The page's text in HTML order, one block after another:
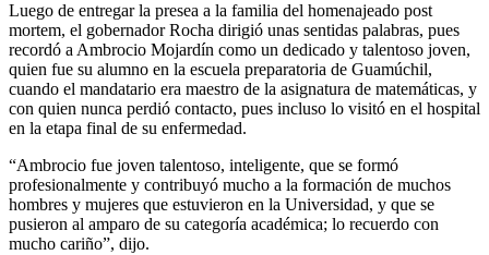
Luego de entregar la presea a la familia del homenajeado post
mortem, el gobernador Rocha dirigió unas sentidas palabras, pues
recordó a Ambrocio Mojardín como un dedicado y talentoso joven,
quien fue su alumno en la escuela preparatoria de Guamúchil,
cuando el mandatario era maestro de la asignatura de matemáticas, y
con quien nunca perdió contacto, pues incluso lo visitó en el hospital
en la etapa final de su enfermedad.
“Ambrocio fue joven talentoso, inteligente, que se formó
profesionalmente y contribuyó mucho a la formación de muchos
hombres y mujeres que estuvieron en la Universidad, y que se
pusieron al amparo de su categoría académica; lo recuerdo con
mucho cariño”, dijo.